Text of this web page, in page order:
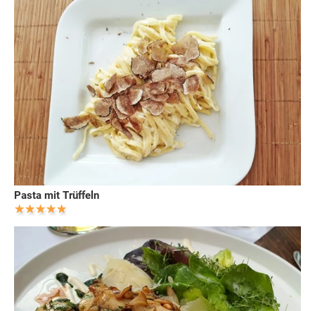
Pasta mit Trüffeln